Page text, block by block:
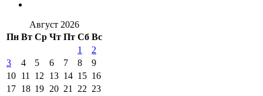
Август 2026
Пн Вт Ср Чт Пт Сб Вс
1
2
3
4 5 6 7 8
9
10 11 12 13 14 15 16
17 18 19 20 21 22 23